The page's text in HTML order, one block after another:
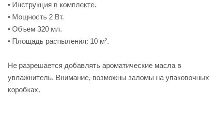
• Инструкция в комплекте.
• Мощность 2 Вт.
• Объем 320 мл.
• Площадь распыления: 10 м².
Не разрешается добавлять ароматические масла в
увлажнитель. Внимание, возможны заломы на упаковочных
коробках.